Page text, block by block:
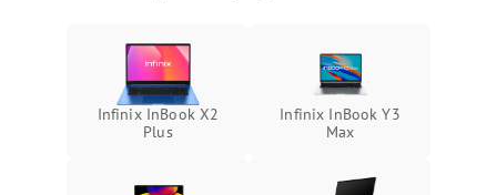
оперативной памяти:
вылеты приложений,
синие экраны
Подробнее →
Проблемы Wi‑Fi или
Infinix InBook X2
Plus
Infinix InBook Y3
Max